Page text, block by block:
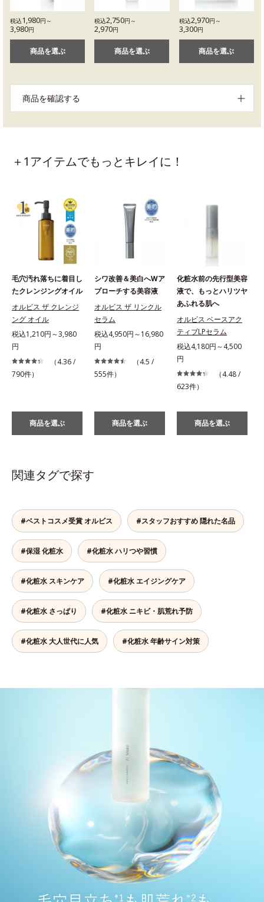
税込1,980円～
3,980円
商品を選ぶ
税込2,750円～
2,970円
商品を選ぶ
税込2,970円～
3,300円
商品を選ぶ
商品を確認する
＋1アイテムでもっとキレイに！
毛穴汚れ落ちに着目し
たクレンジングオイル
オルビス ザ クレンジ
ング オイル
税込1,210円～3,980
円
（4.36 /
790件）
商品を選ぶ
シワ改善＆美白へWア
プローチする美容液
オルビス ザ リンクル
セラム
税込4,950円～16,980
円
（4.5 /
555件）
商品を選ぶ
化粧水前の先行型美容
液で、もっとハリツヤ
あふれる肌へ
オルビス ベースアク
ティブLPセラム
税込4,180円～4,500
円
（4.48 /
623件）
商品を選ぶ
関連タグで探す
#ベストコスメ受賞 オルビス #スタッフおすすめ 隠れた名品
#保湿 化粧水 #化粧水 ハリつや習慣
#化粧水 スキンケア #化粧水 エイジングケア
#化粧水 さっぱり #化粧水 ニキビ・肌荒れ予防
#化粧水 大人世代に人気 #化粧水 年齢サイン対策